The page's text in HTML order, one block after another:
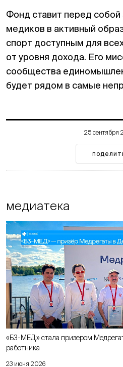
Фонд ставит перед собой
медиков в активный
спорт доступным для
от уровня дохода. Его
сообщества
будет рядом в самые
25 сентября
медиатека
23 июня 2026
«Б3-МЕД» стала призером
работника